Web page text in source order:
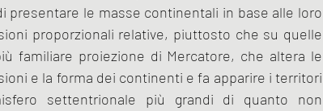
presentare le masse continentali in base alle loro
proporzionali relative, piuttosto che su quelle
familiare proiezione di Mercatore, che altera le
e la forma dei continenti e fa apparire i territori
settentrionale più grandi di quanto non